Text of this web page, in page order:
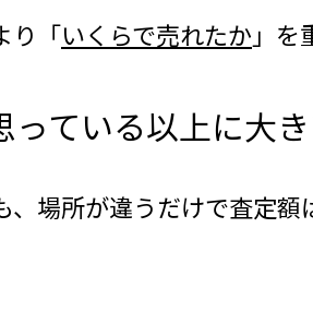
り「いくらで売れたか 」を
っている以上に大
場所が違うだけで査定額